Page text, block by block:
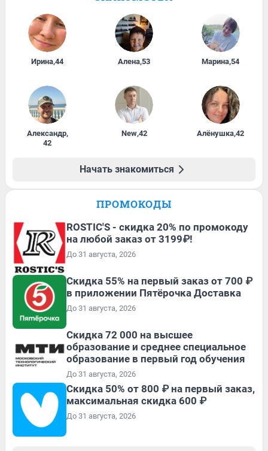
Ирина,44 Алена,53 Марина,54
Александр,
42
New,42 Алёнушка,42
Начать знакомиться
ПРОМОКОДЫ
ROSTIC'S - скидка 20% по промокоду
на любой заказ от 3199₽!
До 31 августа, 2026
Скидка 55% на первый заказ от 700 ₽
в приложении Пятёрочка Доставка
До 31 августа, 2026
Скидка 72 000 на высшее
образование и среднее специальное
образование в первый год обучения
До 31 августа, 2026
Скидка 50% от 800 ₽ на первый заказ,
максимальная скидка 600 ₽
До 31 августа, 2026